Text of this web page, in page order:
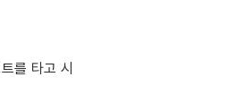
를 타고 시